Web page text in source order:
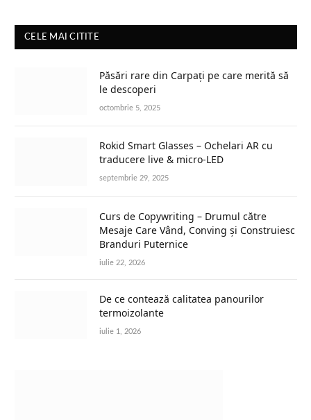
CELE MAI CITITE
Păsări rare din Carpați pe care merită să
le descoperi
octombrie 5, 2025
Rokid Smart Glasses – Ochelari AR cu
traducere live & micro-LED
septembrie 29, 2025
Curs de Copywriting – Drumul către
Mesaje Care Vând, Conving și Construiesc
Branduri Puternice
iulie 22, 2026
De ce contează calitatea panourilor
termoizolante
iulie 1, 2026